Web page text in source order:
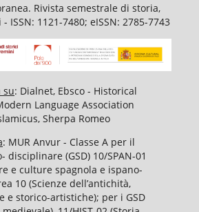
Rivista semestrale di storia,
1121-7480; eISSN: 2785-7743
su: Dialnet, Ebsco - Historical
Language Association
Sherpa Romeo
: MUR Anvur - Classe A per il
disciplinare (GSD) 10/SPAN-01
e culture spagnola e ispano-
10 (Scienze dell’antichità,
e storico-artistiche); per i GSD